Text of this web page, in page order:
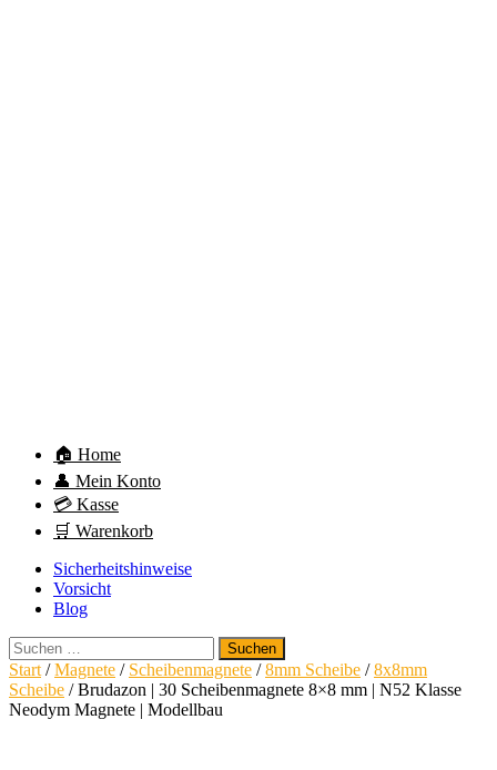
🏠 Home
👤 Mein Konto
💳 Kasse
🛒 Warenkorb
Sicherheitshinweise
Vorsicht
Blog
Suchen
nach:
Start /Magnete / Scheibenmagnete /8mm Scheibe /8x8mm
Scheibe / Brudazon | 30 Scheibenmagnete 8×8 mm | N52 Klasse
Neodym Magnete | Modellbau